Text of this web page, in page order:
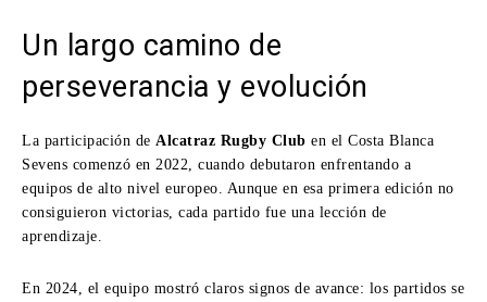
Un largo camino de
perseverancia y evolución
La participación de Alcatraz Rugby Club en el Costa Blanca
Sevens comenzó en 2022, cuando debutaron enfrentando a
equipos de alto nivel europeo. Aunque en esa primera edición no
consiguieron victorias, cada partido fue una lección de
aprendizaje.
En 2024, el equipo mostró claros signos de avance: los partidos se